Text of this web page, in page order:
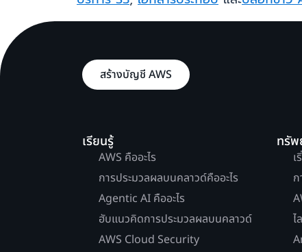
สร้างบัญชี AWS
เรียนรู้
AWS คืออะไร
การประมวลผลบนคลาวด์คืออะไร
Agentic AI คืออะไร
ฮับแนวคิดการประมวลผลบนคลาวด์
AWS Cloud Security
ทรัพ
ไ